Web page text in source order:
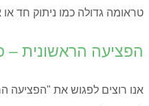
טראומה גדולה כמו ניתוק חד
הפציעה הראשונית –
אנו רוצים לפגוש את "הפציעה